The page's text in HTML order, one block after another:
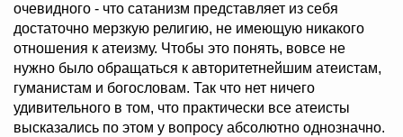
очевидного - что сатанизм представляет из себя
достаточно мерзкую религию, не имеющую никакого
отношения к атеизму. Чтобы это понять, вовсе не
нужно было обращаться к авторитетнейшим атеистам,
гуманистам и богословам. Так что нет ничего
удивительного в том, что практически все атеисты
высказались по этом у вопросу абсолютно однозначно.